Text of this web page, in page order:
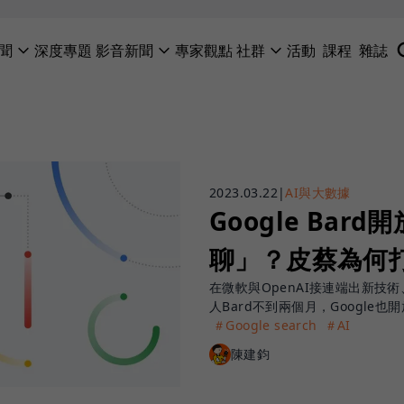
深度專題 影音新聞 專家觀點社群 活動 課程 雜誌
2023.03.22|AI與大數據
Google Bard開
聊」？皮蔡為何
在微軟與OpenAI接連端出新技
人Bard不到兩個月，Google也
＃Google search
＃AI
陳建鈞